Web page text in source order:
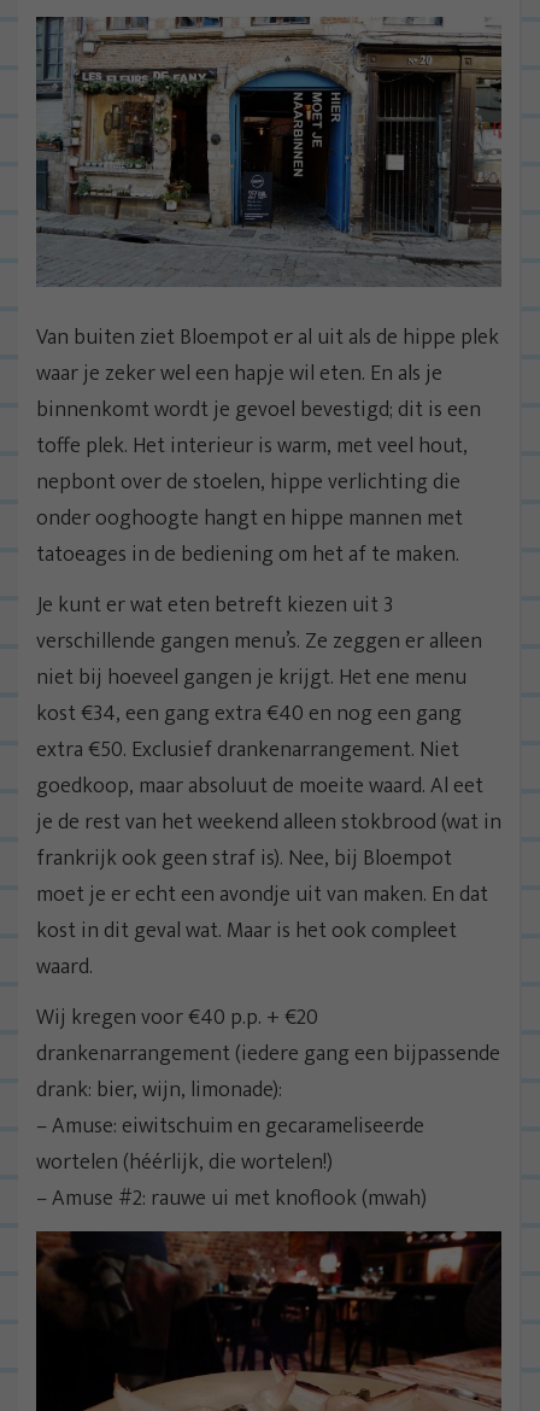
Van buiten ziet Bloempot er al uit als de hippe plek
waar je zeker wel een hapje wil eten. En als je
binnenkomt wordt je gevoel bevestigd; dit is een
toffe plek. Het interieur is warm, met veel hout,
nepbont over de stoelen, hippe verlichting die
onder ooghoogte hangt en hippe mannen met
tatoeages in de bediening om het af te maken.
Je kunt er wat eten betreft kiezen uit 3
verschillende gangen menu’s. Ze zeggen er alleen
niet bij hoeveel gangen je krijgt. Het ene menu
kost €34, een gang extra €40 en nog een gang
extra €50. Exclusief drankenarrangement. Niet
goedkoop, maar absoluut de moeite waard. Al eet
je de rest van het weekend alleen stokbrood (wat in
frankrijk ook geen straf is). Nee, bij Bloempot
moet je er echt een avondje uit van maken. En dat
kost in dit geval wat. Maar is het ook compleet
waard.
Wij kregen voor €40 p.p. + €20
drankenarrangement (iedere gang een bijpassende
drank: bier, wijn, limonade):
– Amuse: eiwitschuim en gecarameliseerde
wortelen (héérlijk, die wortelen!)
– Amuse #2: rauwe ui met knoflook (mwah)